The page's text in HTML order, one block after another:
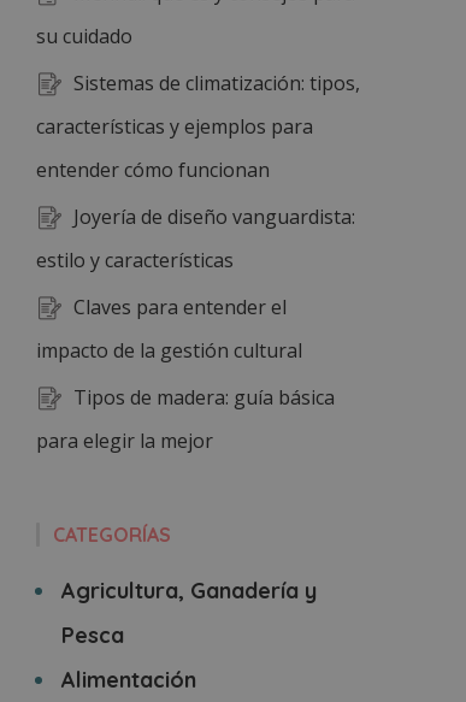
su cuidado
Sistemas de climatización: tipos,
características y ejemplos para
entender cómo funcionan
Joyería de diseño vanguardista:
estilo y características
Claves para entender el
impacto de la gestión cultural
Tipos de madera: guía básica
para elegir la mejor
CATEGORÍAS
Agricultura, Ganadería y
Pesca
Alimentación